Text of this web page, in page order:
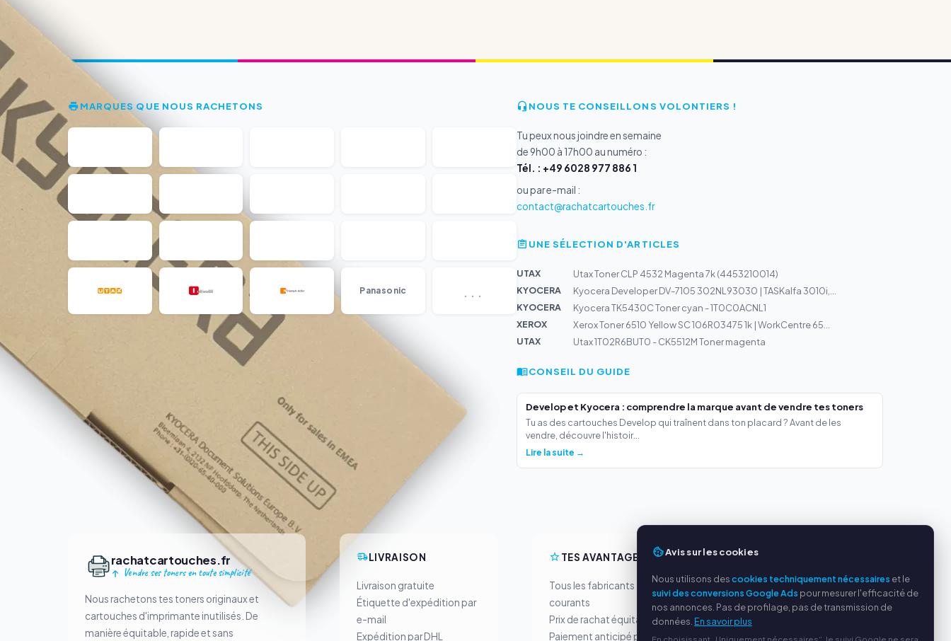
MARQUES QUE NOUS RACHETONS
Panasonic ...
NOUS TE CONSEILLONS VOLONTIERS !
Tu peux nous joindre en semaine
de 9h00 à 17h00 au numéro :
Tél. : +49 6028 977 886 1
ou par e-mail :
contact@rachatcartouches.fr
UNE SÉLECTION D'ARTICLES
UTAX
Utax Toner CLP 4532 Magenta 7k (4453210014)
KYOCERA
Kyocera Developer DV-7105 302NL93030 | TASKalfa 3010i,...
KYOCERA
Kyocera TK5430C Toner cyan - 1T0C0ACNL1
XEROX
Xerox Toner 6510 Yellow SC 106R03475 1k | WorkCentre 65...
UTAX
Utax 1T02R6BUT0 - CK5512M Toner magenta
CONSEIL DU GUIDE
Develop et Kyocera : comprendre la marque avant de vendre tes toners
Tu as des cartouches Develop qui traînent dans ton placard ? Avant de les
vendre, découvre l'histoir...
Lire la suite →
rachatcartouches.fr
Vendre ses toners en toute simplicité
Nous rachetons tes toners originaux et
cartouches d'imprimante inutilisés. De
manière équitable, rapide et sans
LIVRAISON
Livraison gratuite
Étiquette d'expédition par
e-mail
Expédition par DHL
TES AVANTAGES
Tous les fabricants
courants
Prix de rachat équitables
Paiement anticipé par
SERVICE
À propos de nous
Politique de confidentialité
Mentions légales
Questions fréquentes
Avis sur les cookies
Nous utilisons descookies techniquement nécessaires et le
suivi des conversions Google Ads pour mesurer l'efficacité de
nos annonces. Pas de profilage, pas de transmission de
données. En savoir plus